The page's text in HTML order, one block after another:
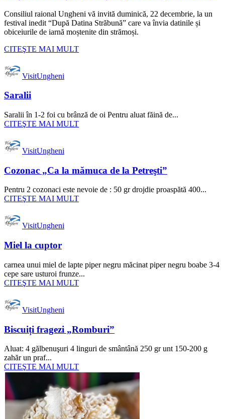
Consiliul raional Ungheni vă invită duminică, 22 decembrie, la un
festival inedit “După Datina Străbună” care va învia datinile și
obiceiurile de iarnă moștenite din strămoși.
CITEŞTE MAI MULT
VisitUngheni
Saralii
Saralii în 1-2 foi cu brânză de oi Pentru aluat făină de...
CITEŞTE MAI MULT
VisitUngheni
Cozonac „Ca la mămuca de la Petreşti”
Pentru 2 cozonaci este nevoie de : 50 gr drojdie proaspătă 400...
CITEŞTE MAI MULT
VisitUngheni
Miel la cuptor
carnea unui miel de lapte piper negru măcinat piper negru boabe 3-4
cepe sare usturoi frunze...
CITEŞTE MAI MULT
VisitUngheni
Biscuiți fragezi „Romburi”
Aluat: 4 gălbenuşuri 4 linguri de smântână 250 gr unt 150-200 g
zahăr un praf...
CITEŞTE MAI MULT